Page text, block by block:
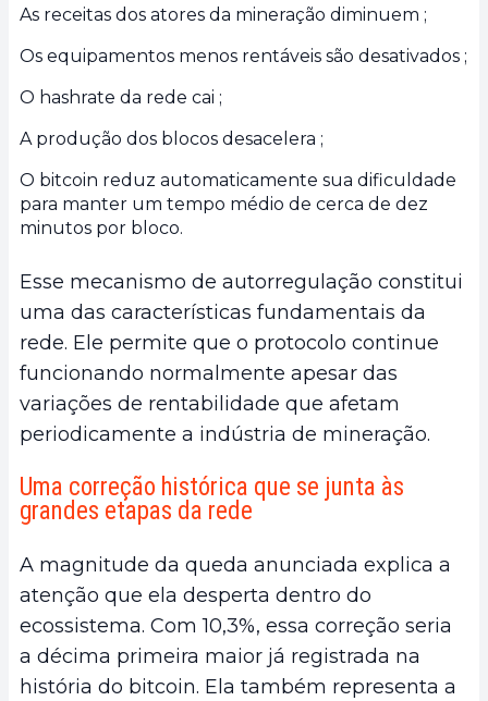
As receitas dos atores da mineração diminuem ;
Os equipamentos menos rentáveis são desativados ;
O hashrate da rede cai ;
A produção dos blocos desacelera ;
O bitcoin reduz automaticamente sua dificuldade
para manter um tempo médio de cerca de dez
minutos por bloco.
Esse mecanismo de autorregulação constitui
uma das características fundamentais da
rede. Ele permite que o protocolo continue
funcionando normalmente apesar das
variações de rentabilidade que afetam
periodicamente a indústria de mineração.
Uma correção histórica que se junta às
grandes etapas da rede
A magnitude da queda anunciada explica a
atenção que ela desperta dentro do
ecossistema. Com 10,3%, essa correção seria
a décima primeira maior já registrada na
história do bitcoin. Ela também representa a